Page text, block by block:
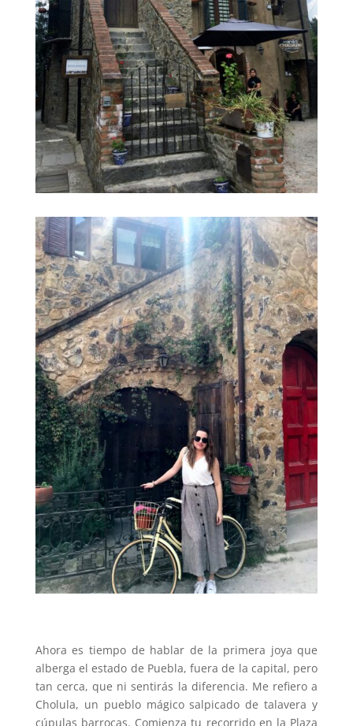
Ahora es tiempo de hablar de la primera joya que
alberga el estado de Puebla, fuera de la capital, pero
tan cerca, que ni sentirás la diferencia. Me refiero a
Cholula, un pueblo mágico salpicado de talavera y
cúpulas barrocas. Comienza tu recorrido en la Plaza